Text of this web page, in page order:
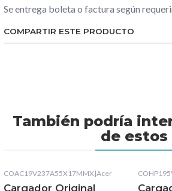
Se entrega boleta o factura según
COMPARTIR ESTE PRODUCTO
También podría
de estos
COAC19V237A55X17MMX|Acer
Cargador Original